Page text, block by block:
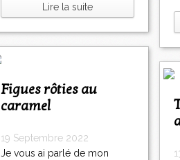
Lire la suite
Figues rôties au
caramel
19 Septembre 2022
Je vous ai parlé de mon
Tarte